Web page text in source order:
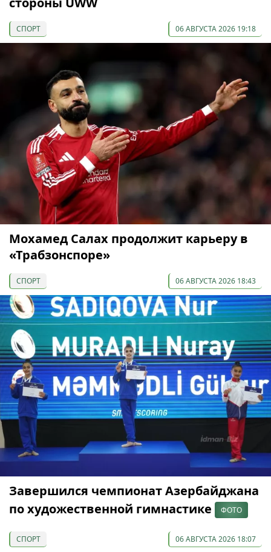
СПОРТ 06 АВГУСТА 2026 19:18
Мохамед Салах продолжит карьеру в
«Трабзонспоре»
СПОРТ 06 АВГУСТА 2026 18:43
Завершился чемпионат Азербайджана
по художественной гимнастике
ФОТО
СПОРТ 06 АВГУСТА 2026 18:07